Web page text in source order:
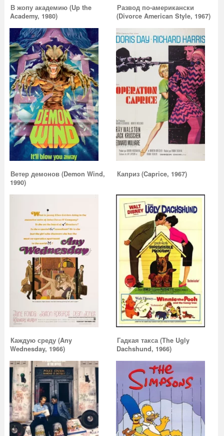
В жопу академию (Up the
Academy, 1980)
Развод по-американски
(Divorce American Style, 1967)
Ветер демонов (Demon Wind,
1990)
Каприз (Caprice, 1967)
Каждую среду (Any
Wednesday, 1966)
Гадкая такса (The Ugly
Dachshund, 1966)